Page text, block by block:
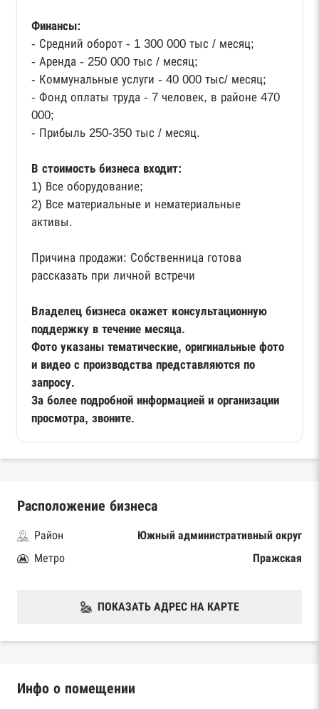
Финансы:
- Средний оборот - 1 300 000 тыс / месяц;
- Аренда - 250 000 тыс / месяц;
- Коммунальные услуги - 40 000 тыс/ месяц;
- Фонд оплаты труда - 7 человек, в районе 470
000;
- Прибыль 250-350 тыс / месяц.
В стоимость бизнеса входит:
1) Все оборудование;
2) Все материальные и нематериальные
активы.
Причина продажи: Собственница готова
рассказать при личной встречи
Владелец бизнеса окажет консультационную
поддержку в течение месяца.
Фото указаны тематические, оригинальные фото
и видео с производства представляются по
запросу.
За более подробной информацией и организации
просмотра, звоните.
Расположение бизнеса
Район
Южный административный округ
Метро
Пражская
ПОКАЗАТЬ АДРЕС НА КАРТЕ
Инфо о помещении